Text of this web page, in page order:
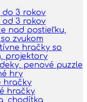
do 3 rokov
od 3 rokov
nad postieľku,
zvukom
hračky so
projektory
penové puzzle
hry
hračky
hračky
chodítka